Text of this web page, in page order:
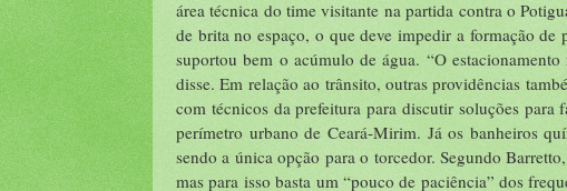
área técnica do time visitante na partida contra o
de brita no espaço, o que deve impedir a formação de
suportou bem o acúmulo de água. “O
disse. Em relação ao trânsito, outras providências
com técnicos da prefeitura para discutir soluções
perímetro urbano de Ceará-Mirim. Já os banheiros
sendo a única opção para o torcedor. Segundo
mas para isso basta um “pouco de paciência” dos